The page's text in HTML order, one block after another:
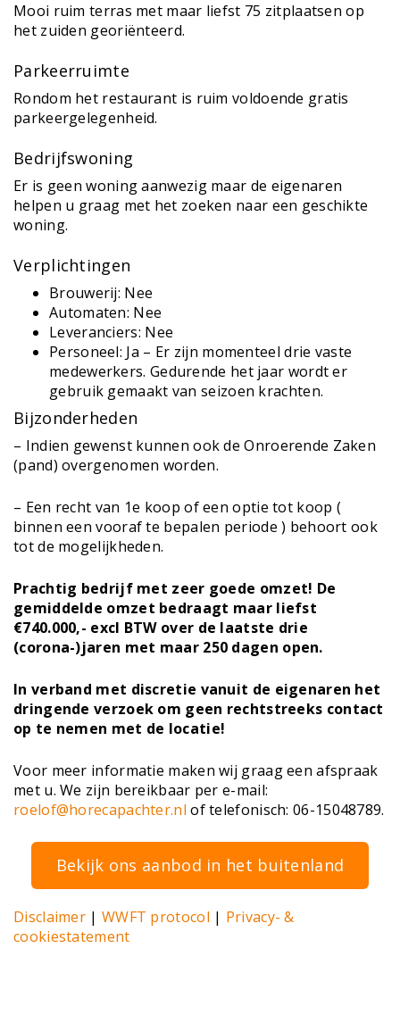
Mooi ruim terras met maar liefst 75 zitplaatsen op
het zuiden georiënteerd.
Parkeerruimte
Rondom het restaurant is ruim voldoende gratis
parkeergelegenheid.
Bedrijfswoning
Er is geen woning aanwezig maar de eigenaren
helpen u graag met het zoeken naar een geschikte
woning.
Verplichtingen
Brouwerij: Nee
Automaten: Nee
Leveranciers: Nee
Personeel: Ja – Er zijn momenteel drie vaste
medewerkers. Gedurende het jaar wordt er
gebruik gemaakt van seizoen krachten.
Bijzonderheden
– Indien gewenst kunnen ook de Onroerende Zaken
(pand) overgenomen worden.
– Een recht van 1e koop of een optie tot koop (
binnen een vooraf te bepalen periode ) behoort ook
tot de mogelijkheden.
Prachtig bedrijf met zeer goede omzet! De
gemiddelde omzet bedraagt maar liefst
€740.000,- excl BTW over de laatste drie
(corona-)jaren met maar 250 dagen open.
In verband met discretie vanuit de eigenaren het
dringende verzoek om geen rechtstreeks contact
op te nemen met de locatie!
Voor meer informatie maken wij graag een afspraak
met u. We zijn bereikbaar per e-mail:
roelof@horecapachter.nl of telefonisch: 06-15048789.
Bekijk ons aanbod in het buitenland
Disclaimer | WWFT protocol | Privacy- &
cookiestatement